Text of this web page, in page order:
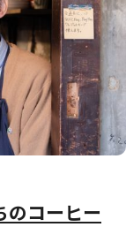
のコーヒー